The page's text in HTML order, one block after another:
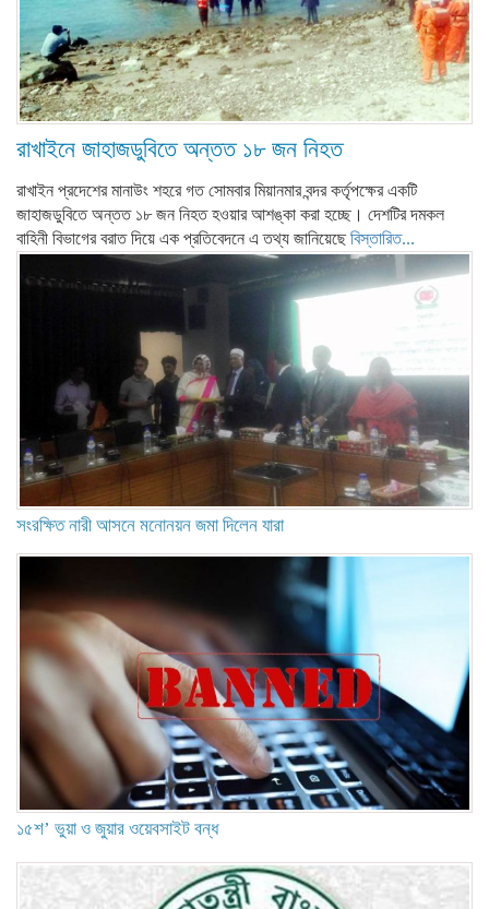
রাখাইনে জাহাজডুবিতে অন্তত ১৮ জন নিহত
রাখাইন প্রদেশের মানাউং শহরে গত সোমবার মিয়ানমার বন্দর কর্তৃপক্ষের একটি
জাহাজডুবিতে অন্তত ১৮ জন নিহত হওয়ার আশঙ্কা করা হচ্ছে। দেশটির দমকল
বাহিনী বিভাগের বরাত দিয়ে এক প্রতিবেদনে এ তথ্য জানিয়েছেবিস্তারিত...
সংরক্ষিত নারী আসনে মনোনয়ন জমা দিলেন যারা
১৫শ’ ভুয়া ও জুয়ার ওয়েবসাইট বন্ধ